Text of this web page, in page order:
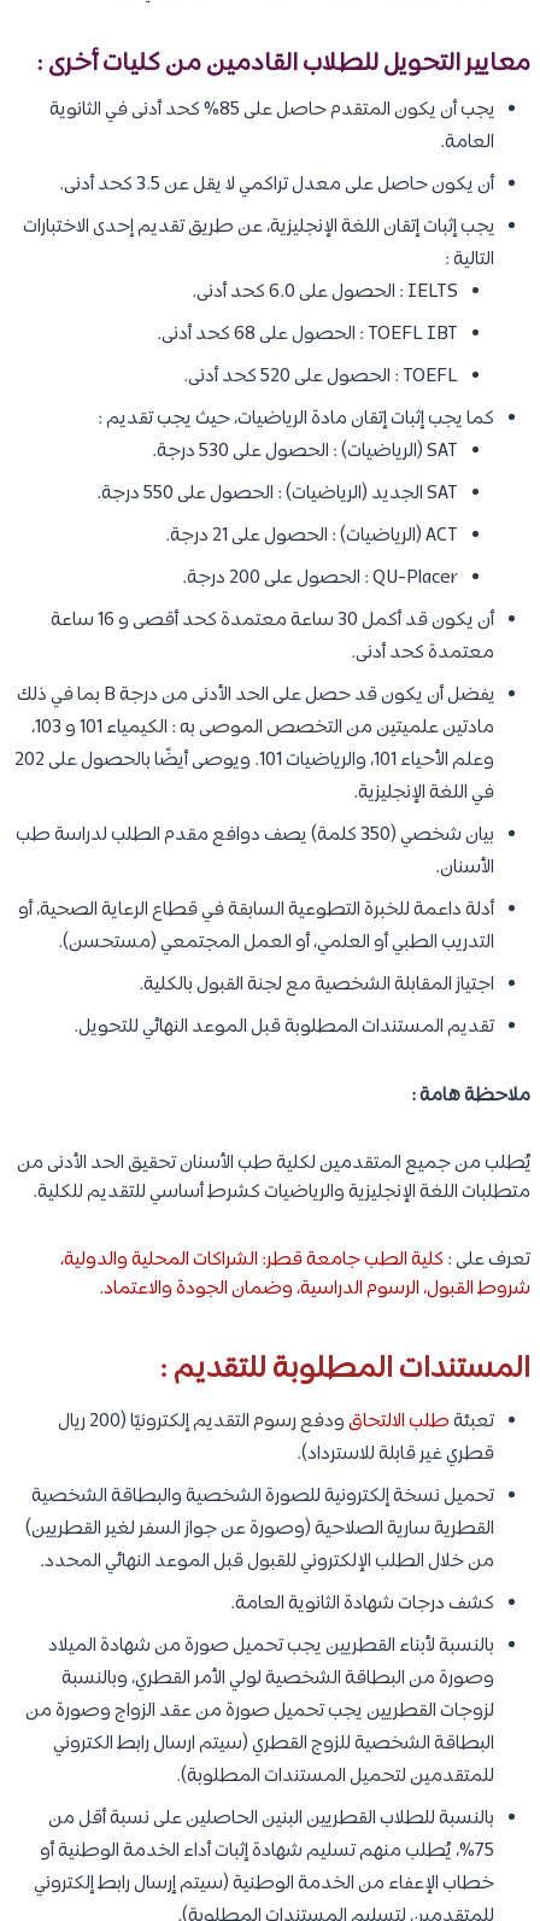
معايير التحويل للطلاب القادمين من كليات أخرى :
يجب أن يكون المتقدم حاصل على 85% كحد أدنى في الثانوية
العامة.
أن يكون حاصل على معدل تراكمي لا يقل عن 3.5 كحد أدنى.
يجب إثبات إتقان اللغة الإنجليزية، عن طريق تقديم إحدى الاختبارات
التالية :
IELTS : الحصول على 6.0 كحد أدنى.
TOEFL IBT : الحصول على 68 كحد أدنى.
TOEFL : الحصول على 520 كحد أدنى.
كما يجب إثبات إتقان مادة الرياضيات، حيث يجب تقديم :
SAT (الرياضيات) : الحصول على 530 درجة.
SAT الجديد (الرياضيات) : الحصول على 550 درجة.
ACT (الرياضيات) : الحصول على 21 درجة.
QU-Placer : الحصول على 200 درجة.
أن يكون قد أكمل 30 ساعة معتمدة كحد أقصى و 16 ساعة
معتمدة كحد أدنى.
يفضل أن يكون قد حصل على الحد الأدنى من درجة B بما في ذلك
مادتين علميتين من التخصص الموصى به : الكيمياء 101 و 103،
وعلم الأحياء 101، والرياضيات 101. ويوصى أيضًا بالحصول على 202
في اللغة الإنجليزية.
بيان شخصي (350 كلمة) يصف دوافع مقدم الطلب لدراسة طب
الأسنان.
أدلة داعمة للخبرة التطوعية السابقة في قطاع الرعاية الصحية، أو
التدريب الطبي أو العلمي، أو العمل المجتمعي (مستحسن).
اجتياز المقابلة الشخصية مع لجنة القبول بالكلية.
تقديم المستندات المطلوبة قبل الموعد النهائي للتحويل.
ملاحظة هامة :
يُطلب من جميع المتقدمين لكلية طب الأسنان تحقيق الحد الأدنى من
متطلبات اللغة الإنجليزية والرياضيات كشرط أساسي للتقديم للكلية.
تعرف على : كلية الطب جامعة قطر: الشراكات المحلية والدولية،
شروط القبول، الرسوم الدراسية، وضمان الجودة والاعتماد.
المستندات المطلوبة للتقديم :
تعبئةطلب الالتحاق
ودفع رسوم التقديم إلكترونيًا (200 ريال
قطري غير قابلة للاسترداد).
تحميل نسخة إلكترونية للصورة الشخصية والبطاقة الشخصية
القطرية سارية الصلاحية (وصورة عن جواز السفر لغير القطريين)
من خلال الطلب الإلكتروني للقبول قبل الموعد النهائي المحدد.
كشف درجات شهادة الثانوية العامة.
بالنسبة لأبناء القطريين يجب تحميل صورة من شهادة الميلاد
وصورة من البطاقة الشخصية لولي الأمر القطري، وبالنسبة
لزوجات القطريين يجب تحميل صورة من عقد الزواج وصورة من
البطاقة الشخصية للزوج القطري (سيتم ارسال رابط الكتروني
للمتقدمين لتحميل المستندات المطلوبة).
بالنسبة للطلاب القطريين البنين الحاصلين على نسبة أقل من
75%، يُطلب منهم تسليم شهادة إثبات أداء الخدمة الوطنية أو
خطاب الإعفاء من الخدمة الوطنية (سيتم إرسال رابط إلكتروني